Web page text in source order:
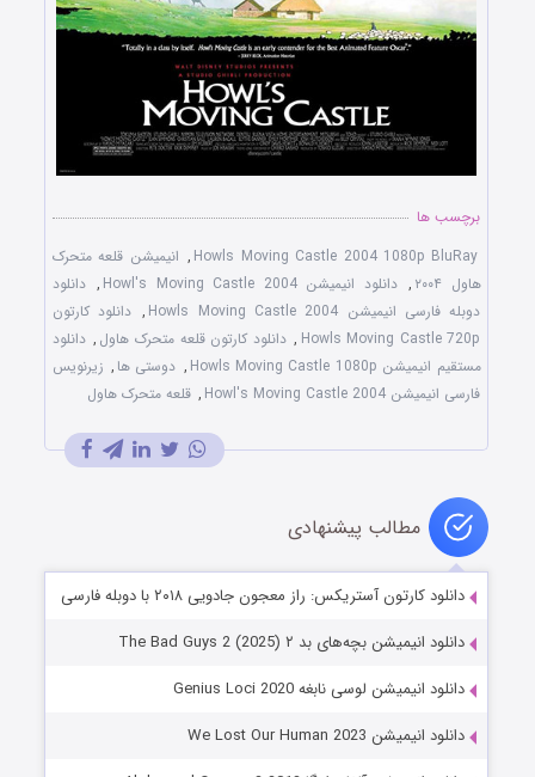
برچسب ها
Howls Moving Castle 2004 1080p BluRay
, انیمیشن قلعه متحرک
هاول ۲۰۰۴
, دانلود انیمیشن Howl's Moving Castle 2004 , دانلود
دوبله فارسی انیمیشن Howls Moving Castle 2004
, دانلود کارتون
Howls Moving Castle 720p
, دانلود کارتون قلعه متحرک هاول , دانلود
مستقیم انیمیشن Howls Moving Castle 1080p
, دوستی ها , زیرنویس
فارسی انیمیشن Howl's Moving Castle 2004
, قلعه متحرک هاول
مطالب پیشنهادی
دانلود کارتون آستریکس: راز معجون جادویی ۲۰۱۸ با دوبله فارسی
دانلود انیمیشن بچه‌های بد ۲ The Bad Guys 2 (2025)
دانلود انیمیشن لوسی نابغه Genius Loci 2020
دانلود انیمیشن We Lost Our Human 2023